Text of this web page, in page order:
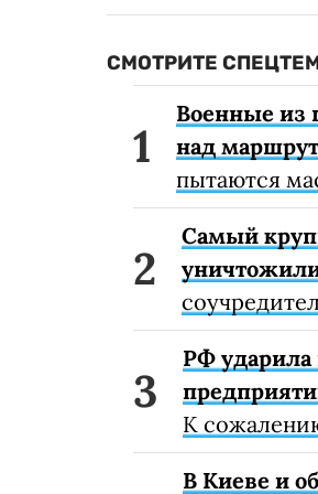
СМОТРИТЕ
Военные из
над
пытаются
Самый
РФ ударила
К
В Киеве и